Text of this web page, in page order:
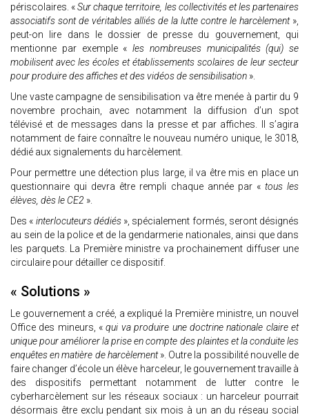
périscolaires. «Sur chaque territoire, les collectivités et les partenaires
associatifs sont de véritables alliés de la lutte contre le harcèlement»,
peut-on lire dans le dossier de presse du gouvernement, qui
mentionne par exemple « les nombreuses municipalités (qui) se
mobilisent avec les écoles et établissements scolaires de leur secteur
pour produire des affiches et des vidéos de sensibilisation ».
Une vaste campagne de sensibilisation va être menée à partir du 9
novembre prochain, avec notamment la diffusion d’un spot
télévisé et de messages dans la presse et par affiches. Il s’agira
notamment de faire connaître le nouveau numéro unique, le 3018,
dédié aux signalements du harcèlement.
Pour permettre une détection plus large, il va être mis en place un
questionnaire qui devra être rempli chaque année par « tous les
élèves, dès le CE2 ».
Des « interlocuteurs dédiés», spécialement formés, seront désignés
au sein de la police et de la gendarmerie nationales, ainsi que dans
les parquets. La Première ministre va prochainement diffuser une
circulaire pour détailler ce dispositif.
« Solutions »
Le gouvernement a créé, a expliqué la Première ministre, un nouvel
Office des mineurs, « qui va produire une doctrine nationale claire et
unique pour améliorer la prise en compte des plaintes et la conduite les
enquêtes en matière de harcèlement». Outre la possibilité nouvelle de
faire changer d’école un élève harceleur, le gouvernement travaille à
des dispositifs permettant notamment de lutter contre le
cyberharcèlement sur les réseaux sociaux : un harceleur pourrait
désormais être exclu pendant six mois à un an du réseau social